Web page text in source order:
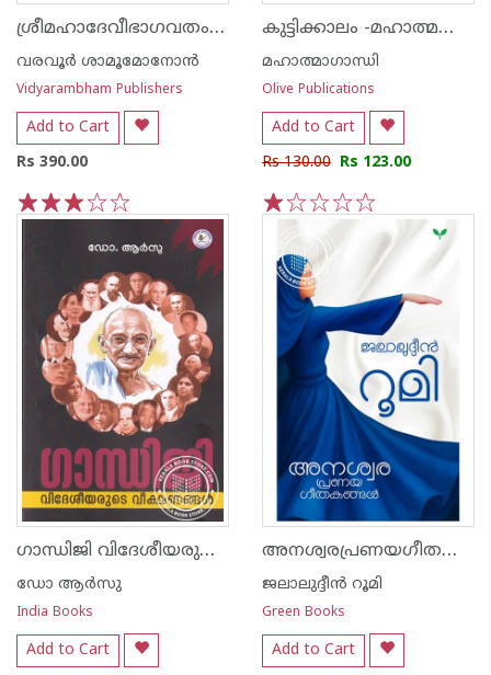
ശ്രീമഹാദേവീഭാഗവതം കിളിപ്പാട്ട്
വരവൂര്‍ ശാമൂമോനോന്‍
Vidyarambham Publishers
Add to Cart
Rs 390.00
5
4
3
2
1
കുട്ടിക്കാലം -മഹാത്മഗാന്ധി
മഹാത്മാഗാന്ധി
Olive Publications
Add to Cart
Rs 130.00 Rs 123.00
5
4
2
ഗാന്ധിജി വിദേശീയരുടെ വീക്ഷണങ്ങള്‍
ഡോ ആര്‍സു
India Books
Add to Cart
അനശ്വരപ്രണയഗീതകങ്ങള്‍
ജലാലുദ്ദീന്‍ റൂമി
Green Books
Add to Cart